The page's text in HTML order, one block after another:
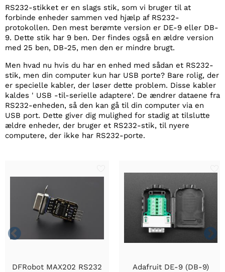
RS232-stikket er en slags stik, som vi bruger til at
forbinde enheder sammen ved hjælp af RS232-
protokollen. Den mest berømte version er DE-9 eller DB-
9. Dette stik har 9 ben. Der findes også en ældre version
med 25 ben, DB-25, men den er mindre brugt.
Men hvad nu hvis du har en enhed med sådan et RS232-
stik, men din computer kun har USB porte? Bare rolig, der
er specielle kabler, der løser dette problem. Disse kabler
kaldes ' USB -til-serielle adaptere'. De ændrer dataene fra
RS232-enheden, så den kan gå til din computer via en
USB port. Dette giver dig mulighed for stadig at tilslutte
ældre enheder, der bruger et RS232-stik, til nyere
computere, der ikke har RS232-porte.


DFRobot MAX202 RS232
Adafruit DE-9 (DB-9)